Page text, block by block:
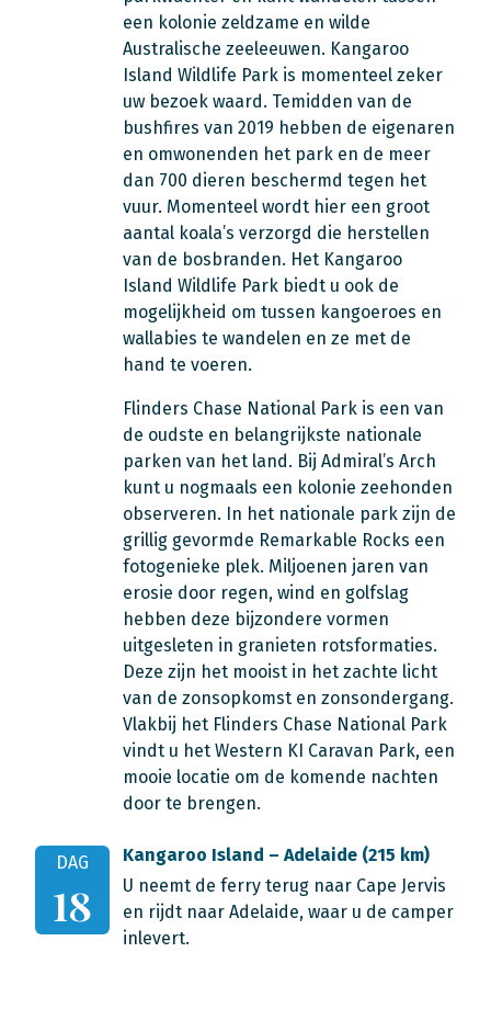
een kolonie zeldzame en wilde
Australische zeeleeuwen. Kangaroo
Island Wildlife Park is momenteel zeker
uw bezoek waard. Temidden van de
bushfires van 2019 hebben de eigenaren
en omwonenden het park en de meer
dan 700 dieren beschermd tegen het
vuur. Momenteel wordt hier een groot
aantal koala’s verzorgd die herstellen
van de bosbranden. Het Kangaroo
Island Wildlife Park biedt u ook de
mogelijkheid om tussen kangoeroes en
wallabies te wandelen en ze met de
hand te voeren.
Flinders Chase National Park is een van
de oudste en belangrijkste nationale
parken van het land. Bij Admiral’s Arch
kunt u nogmaals een kolonie zeehonden
observeren. In het nationale park zijn de
grillig gevormde Remarkable Rocks een
fotogenieke plek. Miljoenen jaren van
erosie door regen, wind en golfslag
hebben deze bijzondere vormen
uitgesleten in granieten rotsformaties.
Deze zijn het mooist in het zachte licht
van de zonsopkomst en zonsondergang.
Vlakbij het Flinders Chase National Park
vindt u het Western KI Caravan Park, een
mooie locatie om de komende nachten
door te brengen.
DAG
18
Kangaroo Island – Adelaide (215 km)
U neemt de ferry terug naar Cape Jervis
en rijdt naar Adelaide, waar u de camper
inlevert.